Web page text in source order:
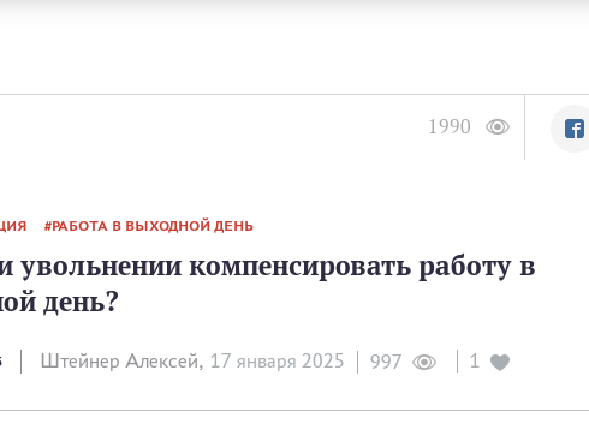
1990
РАБОТА В ВЫХОДНОЙ ДЕНЬ
увольнении компенсировать работу в
день?
Штейнер Алексей, 17 января 2025 997 1